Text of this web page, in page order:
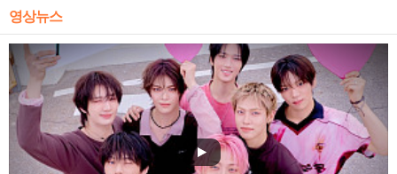
영상뉴스